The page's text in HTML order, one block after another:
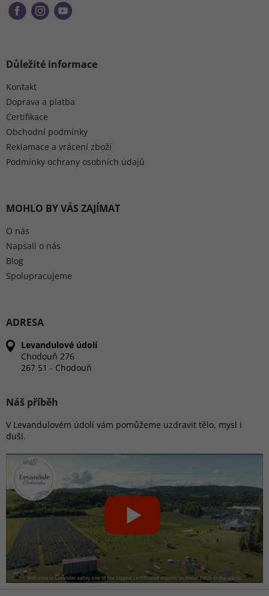
Důležité informace
Kontakt
Doprava a platba
Certifikace
Obchodní podmínky
Reklamace a vrácení zboží
Podmínky ochrany osobních údajů
MOHLO BY VÁS ZAJÍMAT
O nás
Napsali o nás
Blog
Spolupracujeme
ADRESA
Levandulové údolí
Chodouň 276
267 51 - Chodouň
Náš příběh
V Levandulovém údolí vám pomůžeme uzdravit tělo, mysl i
duši.